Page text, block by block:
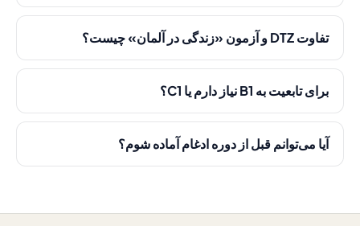
تفاوت DTZ و آزمون «زندگی در آلمان» چیست؟
برای تابعیت به B1 نیاز دارم یا C1؟
آیا می‌توانم قبل از دوره ادغام آماده شوم؟